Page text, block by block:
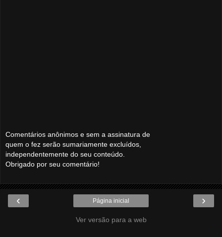
Comentários anônimos e sem a assinatura de
quem o fez serão sumariamente excluídos,
independentemente do seu conteúdo.
Obrigado por seu comentário!
‹ ›
Página inicial
Ver versão para a web